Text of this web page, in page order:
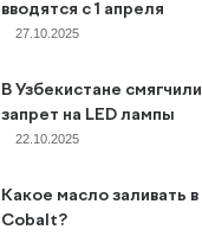
вводятся с 1 апреля
27.10.2025
В Узбекистане смягчили
запрет на LED лампы
22.10.2025
Какое масло заливать в
Cobalt?